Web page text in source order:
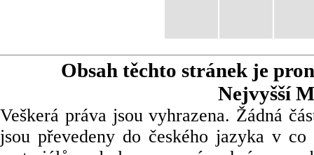
Obsah těchto stránek je
Nejvyšší
Veškerá práva jsou vyhrazena. Žádná
jsou převedeny do českého jazyka v